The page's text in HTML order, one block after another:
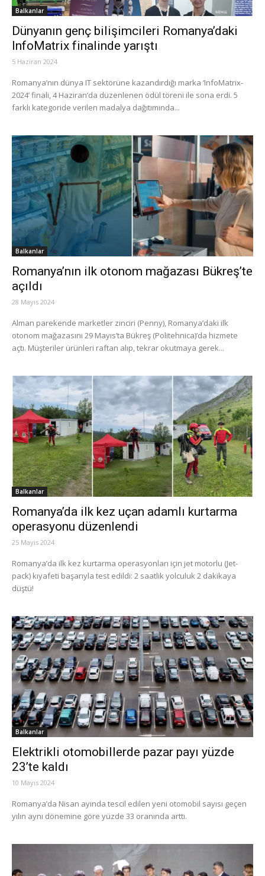
Balkanlar
Dünyanın genç bilişimcileri Romanya’daki
InfoMatrix finalinde yarıştı
5 Haziran 2024
Romanya’nın dünya IT sektörüne kazandırdığı marka ‘InfoMatrix-
2024’ finali, 4 Haziran’da düzenlenen ödül töreni ile sona erdi. 5
farklı kategoride verilen madalya dağıtımında...
Balkanlar
Romanya’nın ilk otonom mağazası Bükreş’te
açıldı
28 Mayıs 2024
Alman parekende marketler zinciri (Penny), Romanya’daki ilk
otonom mağazasını 29 Mayıs’ta Bükreş (Politehnica)’da hizmete
açtı. Müşteriler ürünleri raftan alıp, tekrar okutmaya gerek...
Balkanlar
Romanya’da ilk kez uçan adamlı kurtarma
operasyonu düzenlendi
25 Mayıs 2024
Romanya’da ilk kez kurtarma operasyonları için jet motorlu (Jet-
pack) kıyafeti başarıyla test edildi: 2 saatlik yolculuk 2 dakikaya
düştü!
Balkanlar
Elektrikli otomobillerde pazar payı yüzde
23’te kaldı
10 Mayıs 2024
Romanya’da Nisan ayında tescil edilen yeni otomobil sayısı geçen
yılın aynı dönemine göre yüzde 33 oranında arttı.